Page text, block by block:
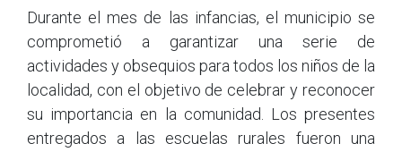
Durante el mes de las infancias, el municipio se
comprometió a garantizar una serie de
actividades y obsequios para todos los niños de la
localidad, con el objetivo de celebrar y reconocer
su importancia en la comunidad. Los presentes
entregados a las escuelas rurales fueron una